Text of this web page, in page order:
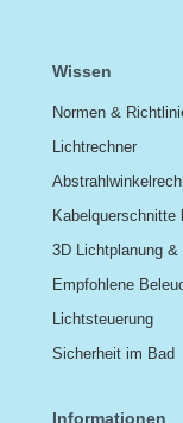
Wissen
Normen &
Lichtrechner
Kabelquerschnitte
3D Lichtplanung
Empfohlene
Lichtsteuerung
Sicherheit im Bad
Informationen